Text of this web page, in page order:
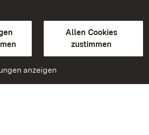
Allen Cookies
zustimmen
anzeigen
Sprache
Seiten)